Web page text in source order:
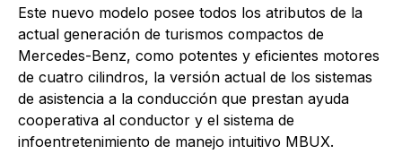
Este nuevo modelo posee todos los atributos de la
actual generación de turismos compactos de
Mercedes-Benz, como potentes y eficientes motores
de cuatro cilindros, la versión actual de los sistemas
de asistencia a la conducción que prestan ayuda
cooperativa al conductor y el sistema de
infoentretenimiento de manejo intuitivo MBUX.